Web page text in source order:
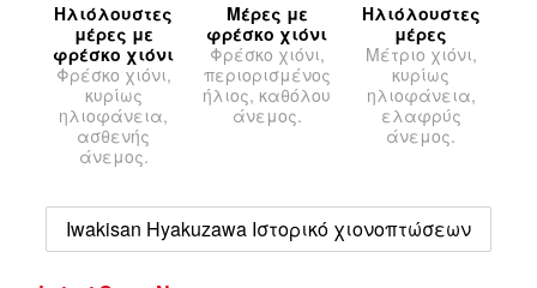
Ηλιόλουστες
μέρες με
φρέσκο χιόνι
Φρέσκο χιόνι,
κυρίως
ηλιοφάνεια,
ασθενής
άνεμος.
Μέρες με
φρέσκο χιόνι
Φρέσκο χιόνι,
περιορισμένος
ήλιος, καθόλου
άνεμος.
Ηλιόλουστες
μέρες
Μέτριο χιόνι,
κυρίως
ηλιοφάνεια,
ελαφρύς
άνεμος.
Iwakisan Hyakuzawa Ιστορικό χιονοπτώσεων